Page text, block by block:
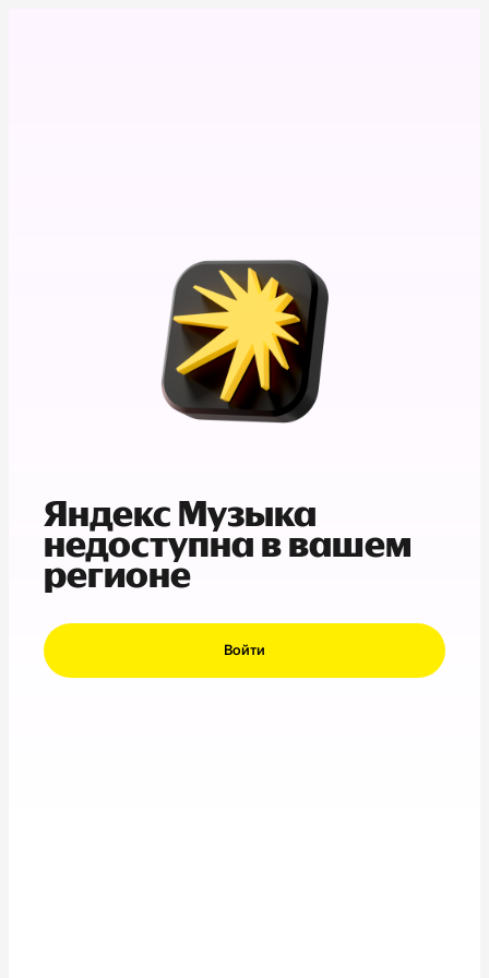
Яндекс Музыка
недоступна в вашем
регионе
Войти